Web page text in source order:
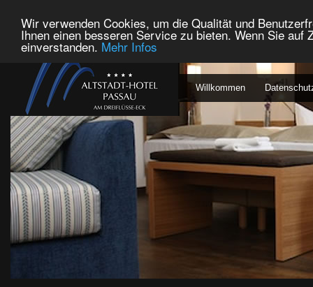
Wir verwenden Cookies, um die Qualität und
Ihnen einen besseren Service zu bieten. Wenn Sie
einverstanden. Mehr Infos
Willkommen